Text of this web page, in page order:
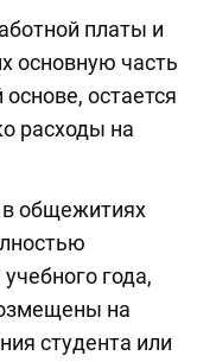
платы и
основную часть
остается
расходы на
общежитиях
года,
на
студента или